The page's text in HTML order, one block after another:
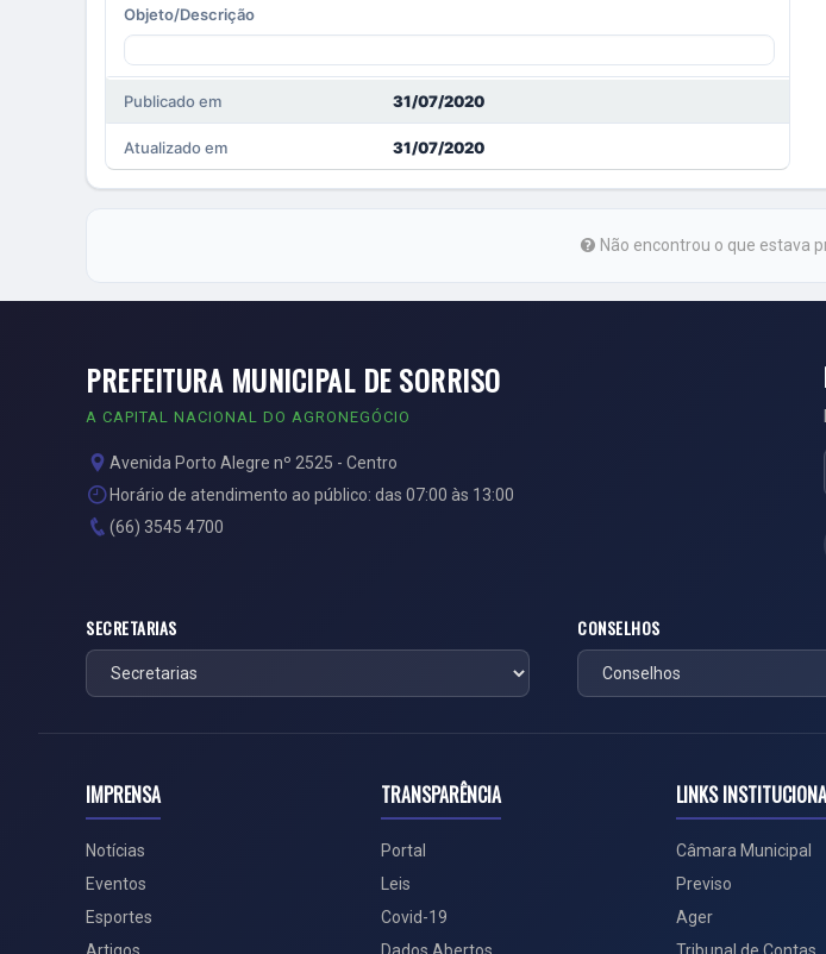
Objeto/Descrição
Publicado em 31/07/2020
Atualizado em 31/07/2020
Não encontrou o que estava
PREFEITURA MUNICIPAL DE SORRISO
A CAPITAL NACIONAL DO AGRONEGÓCIO
Avenida Porto Alegre nº 2525 - Centro
Horário de atendimento ao público: das 07:00 às 13:00
(66) 3545 4700
SECRETARIAS CONSELHOS
IMPRENSA
Notícias
Eventos
Esportes
Artigos
TRANSPARÊNCIA
Portal
Leis
Covid-19
Dados Abertos
LINKS
Câmara Municipal
Previso
Ager
Tribunal de Contas